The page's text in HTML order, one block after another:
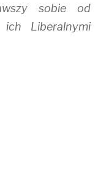
sobie od
Liberalnymi